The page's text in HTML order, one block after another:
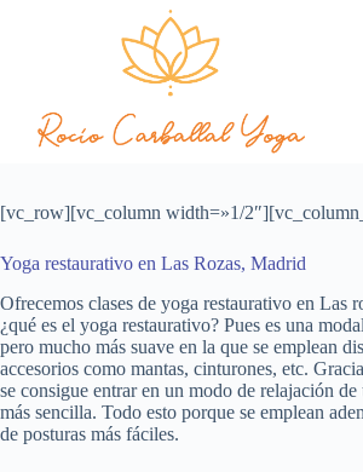
[vc_row][vc_column width=»1/
Yoga restaurativo en Las Rozas, Madrid
Ofrecemos clases de yoga restaurativo en Las
¿qué es el yoga restaurativo? Pues es una
pero mucho más suave en la que se emplean
accesorios como mantas, cinturones, etc.
se consigue entrar en un modo de relajación de
más sencilla. Todo esto porque se emplean
de posturas más fáciles.